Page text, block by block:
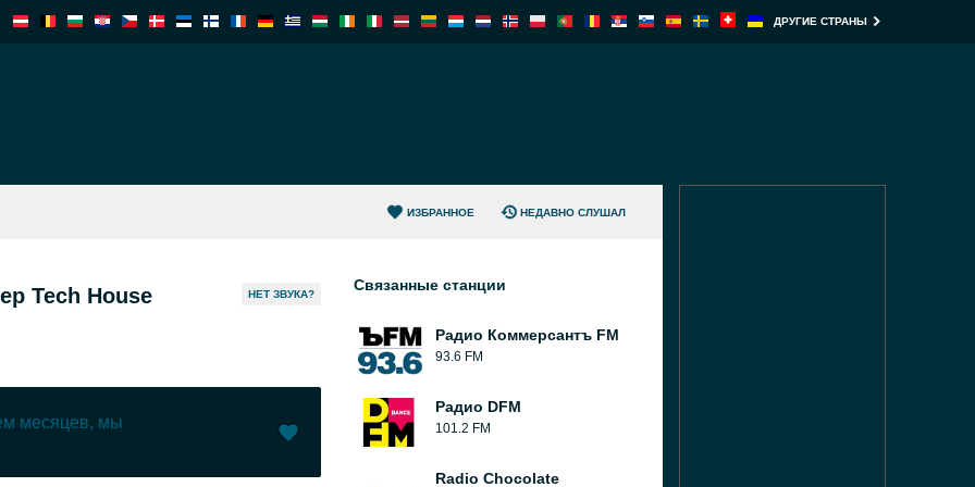
ДРУГИЕ СТРАНЫ
ИЗБРАННОЕ НЕДАВНО СЛУШАЛ
Tech House
HЕТ ЗВУКА?
месяцев, мы
Связанные станции
Радио Коммерсантъ FM
93.6 FM
Радио DFM
101.2 FM
Radio Chocolate